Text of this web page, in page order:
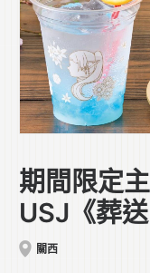
期間限定
USJ《葬
關西